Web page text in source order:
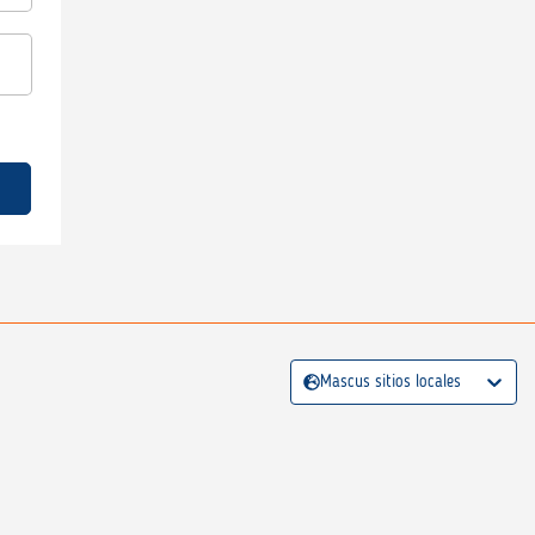
Mascus sitios locales